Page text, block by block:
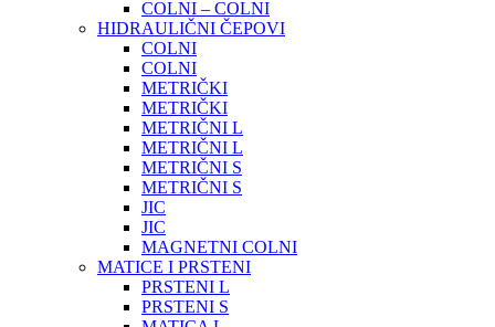
COLNI – COLNI
HIDRAULIČNI ČEPOVI
COLNI
COLNI
METRIČKI
METRIČKI
METRIČNI L
METRIČNI L
METRIČNI S
METRIČNI S
JIC
JIC
MAGNETNI COLNI
MATICE I PRSTENI
PRSTENI L
PRSTENI S